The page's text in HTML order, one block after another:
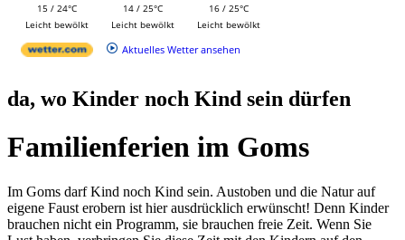
15 / 24°C
Leicht bewölkt
14 / 25°C
Leicht bewölkt
16 / 25°C
Leicht bewölkt
Aktuelles Wetter ansehen
da, wo Kinder noch Kind sein dürfen
Familienferien im Goms
Im Goms darf Kind noch Kind sein. Austoben und die Natur auf
eigene Faust erobern ist hier ausdrücklich erwünscht! Denn Kinder
brauchen nicht ein Programm, sie brauchen freie Zeit. Wenn Sie